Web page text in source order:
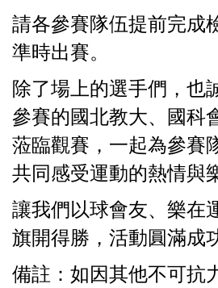
請各參賽隊伍提前完成
準時出賽。
除了場上的選手們，也
參賽的國北教大、國科
蒞臨觀賽，一起為參賽
共同感受運動的熱情與
讓我們以球會友、樂在
旗開得勝，活動圓滿成
備註：如因其他不可抗